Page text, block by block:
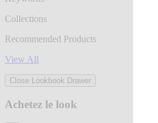
Collections
Recommended Products
View All
Close Lookbook Drawer
Achetez le look